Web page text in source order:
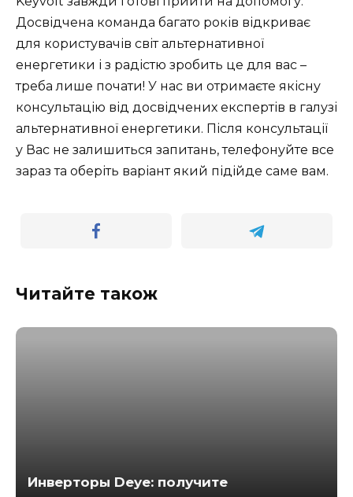
Досвідчена команда багато років відкриває
для користувачів світ альтернативної
енергетики і з радістю зробить це для вас –
треба лише почати! У нас ви отримаєте якісну
консультацію від досвідчених експертів в галузі
альтернативної енергетики. Після консультації
у Вас не залишиться запитань, телефонуйте все
зараз та оберіть варіант який підійде саме вам.
Читайте також
Инверторы Deye: получите